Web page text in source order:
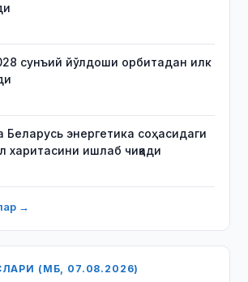
сунъий йўлдоши орбитадан илк
Беларусь энергетика соҳасидаги
харитасини ишлаб чиқади
→
(МБ, 07.08.2026)